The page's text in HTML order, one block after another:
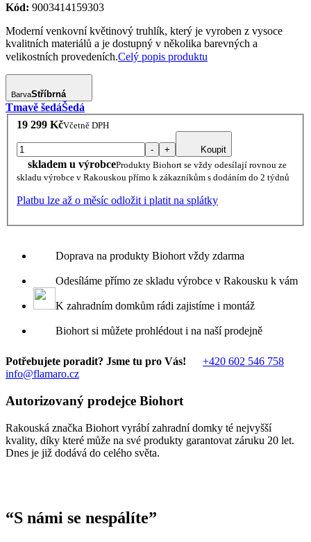
Kód: 9003414159303
Moderní venkovní květinový truhlík, který je vyroben z vysoce
kvalitních materiálů a je dostupný v několika barevných a
velikostních provedeních.Celý popis produktu
BarvaStříbrná
Tmavě šedáŠedá
19 299 KčVčetně DPH
- + Koupit
skladem u výrobceProdukty Biohort se vždy odesílají rovnou ze
skladu výrobce v Rakouskou přímo k zákazníkům s dodáním do 2 týdnů
Platbu lze až o měsíc odložit i platit na splátky
Doprava na produkty Biohort vždy zdarma
Odesíláme přímo ze skladu výrobce v Rakousku k vám
K zahradním domkům rádi zajistíme i montáž
Biohort si můžete prohlédout i na naší prodejně
Potřebujete poradit? Jsme tu pro Vás!
+420 602 546 758
info@flamaro.cz
Autorizovaný prodejce Biohort
Rakouská značka Biohort vyrábí zahradní domky té nejvyšší
kvality, díky které může na své produkty garantovat záruku 20 let.
Dnes je již dodává do celého světa.
“S námi se nespálíte”